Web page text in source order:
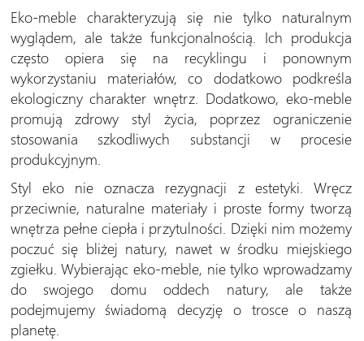
Eko-meble charakteryzują się nie tylko naturalnym
wyglądem, ale także funkcjonalnością. Ich produkcja
często opiera się na recyklingu i ponownym
wykorzystaniu materiałów, co dodatkowo podkreśla
ekologiczny charakter wnętrz. Dodatkowo, eko-meble
promują zdrowy styl życia, poprzez ograniczenie
stosowania szkodliwych substancji w procesie
produkcyjnym.
Styl eko nie oznacza rezygnacji z estetyki. Wręcz
przeciwnie, naturalne materiały i proste formy tworzą
wnętrza pełne ciepła i przytulności. Dzięki nim możemy
poczuć się bliżej natury, nawet w środku miejskiego
zgiełku. Wybierając eko-meble, nie tylko wprowadzamy
do swojego domu oddech natury, ale także
podejmujemy świadomą decyzję o trosce o naszą
planetę.